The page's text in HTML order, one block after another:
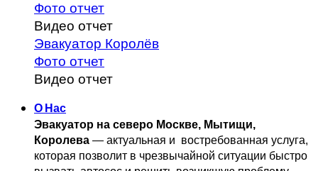
Фото отчет
Видео отчет
Эвакуатор Королёв
Фото отчет
Видео отчет
О Нас
Эвакуатор на северо Москве, Мытищи,
Королева — актуальная и востребованная услуга,